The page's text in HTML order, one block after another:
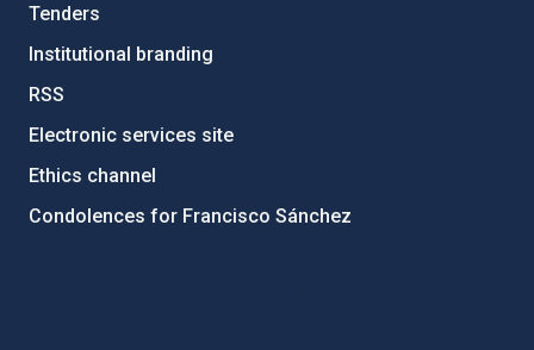
Tenders
Institutional branding
RSS
Electronic services site
Ethics channel
Condolences for Francisco Sánchez